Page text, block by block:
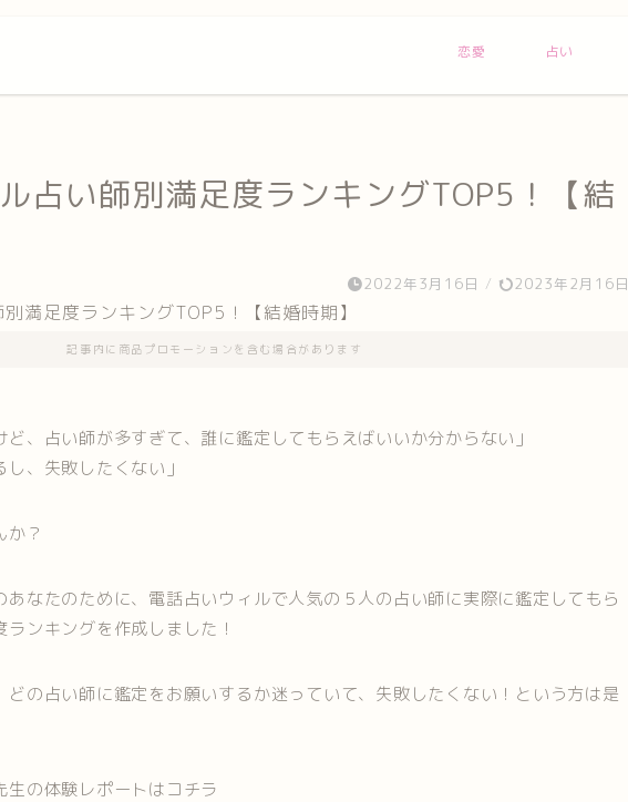
恋愛 占い
占い師別満足度ランキングTOP5！【結
2022年3月16日 / 2023年2月16日
記事内に商品プロモーションを含む場合があります
ど、占い師が多すぎて、誰に鑑定してもらえばいいか分からない」
し、失敗したくない」
か？
あなたのために、電話占いウィルで人気の５人の占い師に実際に鑑定してもら
ンキングを作成しました！
どの占い師に鑑定をお願いするか迷っていて、失敗したくない！という方は是
の体験レポートはコチラ